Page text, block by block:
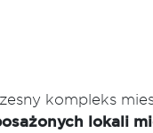
kompleks
lokali